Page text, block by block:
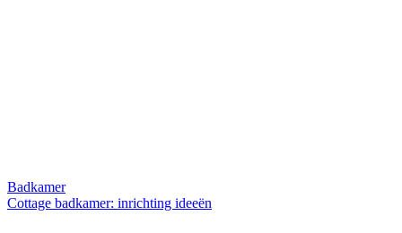
Badkamer
Cottage badkamer: inrichting ideeën